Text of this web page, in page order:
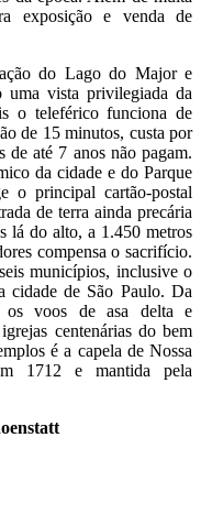
exposição e venda de
do Lago do Major e
uma vista privilegiada da
o teleférico funciona de
de 15 minutos, custa por
até 7 anos não pagam.
da cidade e do Parque
o principal cartão-postal
de terra ainda precária
lá do alto, a 1.450 metros
compensa o sacrifício.
municípios, inclusive o
cidade de São Paulo. Da
os voos de asa delta e
centenárias do bem
é a capela de Nossa
1712 e mantida pela